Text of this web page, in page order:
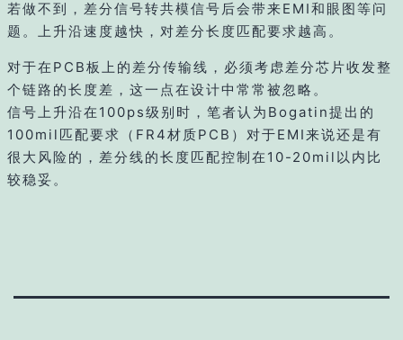
若做不到，差分信号转共模信号后会带来EMI和眼图等问
题。上升沿速度越快，对差分长度匹配要求越高。
对于在PCB板上的差分传输线，必须考虑差分芯片收发整
个链路的长度差，这一点在设计中常常被忽略。
信号上升沿在100ps级别时，笔者认为Bogatin提出的
100mil匹配要求（FR4材质PCB）对于EMI来说还是有
很大风险的，差分线的长度匹配控制在10-20mil以内比
较稳妥。